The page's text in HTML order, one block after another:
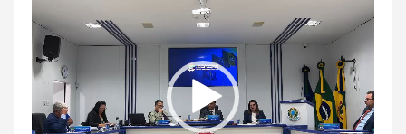
Tocador
de
vídeo